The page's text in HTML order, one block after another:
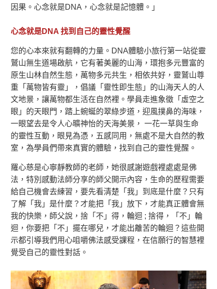
因果。心念就是DNA，心念就是記憶體。」
心念就是DNA 找到自己的靈性覺醒
您的心本來就有翻轉的力量。DNA體驗小旅行第一站從靈
鷲山無生道場啟航，它有著美麗的山海，環抱多元豐富的
原生山林自然生態，萬物多元共生，相依共好，靈鷲山尊
重「萬物皆有靈」，倡議「靈性即生態」的山海天人的人
文地景，讓萬物都生活在自然裡。學員走進象徵「虛空之
眼」的天眼門，踏上蜿蜒的翠綠步道，迎風撲鼻的海味，
一眼望去是令人心曠神怡的天海美景， 一花一草與生命
的靈性互動，眼見為憑，五感同用，無處不是大自然的教
室，為學員們帶來真實的體驗，找到自己的靈性覺醒。
羅心慈是心寧靜教師的老師，她很感謝遊戲裡處處是佛
法，特別感動法師分享的師父開示內容，生命的歷程需要
給自己機會去練習，要先看清楚「我」到底是什麼？只有
了解「我」是什麼？才能把「我」放下，才能真正體會無
我的快樂，師父說，捨「不」得，輪迴 ; 捨得，「不」輪
迴，你要把「不」擺在哪兒，才能出離苦的輪迴？這些開
示都引導我們用心咀嚼佛法感受課程，在信願行的智慧裡
覺受自己的靈性對話。